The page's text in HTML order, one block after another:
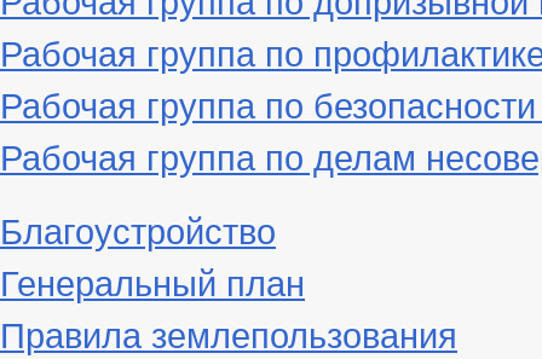
Рабочая группа по
Рабочая группа по
Рабочая группа по делам
Благоустройство
Генеральный план
Правила землепользования